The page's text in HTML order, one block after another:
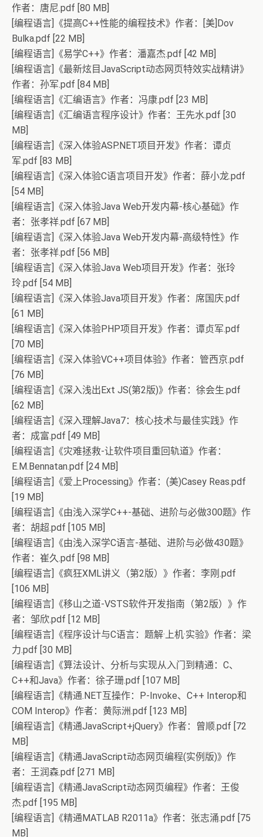
作者：唐尼.pdf [80 MB]
[编程语言]《提高C++性能的编程技术》作者：[美]Dov
Bulka.pdf [22 MB]
[编程语言]《易学C++》作者：潘嘉杰.pdf [42 MB]
[编程语言]《最新炫目JavaScript动态网页特效实战精讲》
作者：孙军.pdf [84 MB]
[编程语言]《汇编语言》作者：冯康.pdf [23 MB]
[编程语言]《汇编语言程序设计》作者：王先水.pdf [30
MB]
[编程语言]《深入体验ASP.NET项目开发》作者：谭贞
军.pdf [83 MB]
[编程语言]《深入体验C语言项目开发》作者：薛小龙.pdf
[54 MB]
[编程语言]《深入体验Java Web开发内幕-核心基础》作
者：张孝祥.pdf [67 MB]
[编程语言]《深入体验Java Web开发内幕-高级特性》作
者：张孝祥.pdf [56 MB]
[编程语言]《深入体验Java Web项目开发》作者：张玲
玲.pdf [54 MB]
[编程语言]《深入体验Java项目开发》作者：席国庆.pdf
[61 MB]
[编程语言]《深入体验PHP项目开发》作者：谭贞军.pdf
[70 MB]
[编程语言]《深入体验VC++项目体验》作者：管西京.pdf
[76 MB]
[编程语言]《深入浅出Ext JS(第2版)》作者：徐会生.pdf
[62 MB]
[编程语言]《深入理解Java7：核心技术与最佳实践》作
者：成富.pdf [49 MB]
[编程语言]《灾难拯救-让软件项目重回轨道》作者：
E.M.Bennatan.pdf [24 MB]
[编程语言]《爱上Processing》作者：(美)Casey Reas.pdf
[19 MB]
[编程语言]《由浅入深学C++-基础、进阶与必做300题》作
者：胡超.pdf [105 MB]
[编程语言]《由浅入深学C语言-基础、进阶与必做430题》
作者：崔久.pdf [98 MB]
[编程语言]《疯狂XML讲义（第2版）》作者：李刚.pdf
[106 MB]
[编程语言]《移山之道-VSTS软件开发指南（第2版）》作
者：邹欣.pdf [12 MB]
[编程语言]《程序设计与C语言：题解·上机·实验》作者：梁
力.pdf [30 MB]
[编程语言]《算法设计、分析与实现从入门到精通：C、
C++和Java》作者：徐子珊.pdf [107 MB]
[编程语言]《精通.NET互操作：P-Invoke、C++ Interop和
COM Interop》作者：黄际洲.pdf [123 MB]
[编程语言]《精通JavaScript+jQuery》作者：曾顺.pdf [72
MB]
[编程语言]《精通JavaScript动态网页编程(实例版)》作
者：王润森.pdf [271 MB]
[编程语言]《精通JavaScript动态网页编程》作者：王俊
杰.pdf [195 MB]
[编程语言]《精通MATLAB R2011a》作者：张志涌.pdf [75
MB]